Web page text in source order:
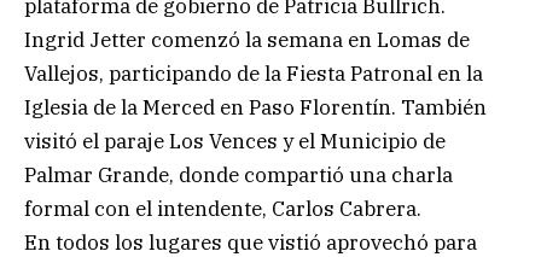
plataforma de gobierno de Patricia Bullrich.
Ingrid Jetter comenzó la semana en Lomas de
Vallejos, participando de la Fiesta Patronal en la
Iglesia de la Merced en Paso Florentín. También
visitó el paraje Los Vences y el Municipio de
Palmar Grande, donde compartió una charla
formal con el intendente, Carlos Cabrera.
En todos los lugares que vistió aprovechó para